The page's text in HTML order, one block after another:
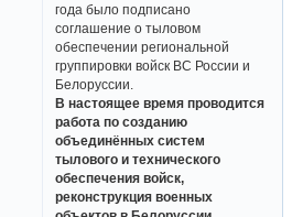
года было подписано
соглашение о тыловом
обеспечении региональной
группировки войск ВС России и
Белоруссии.
В настоящее время проводится
работа по созданию
объединённых систем
тылового и технического
обеспечения войск,
реконструкция военных